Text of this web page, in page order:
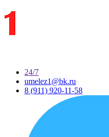
24/7
umelez1@bk.ru
8 (911) 920-11-58